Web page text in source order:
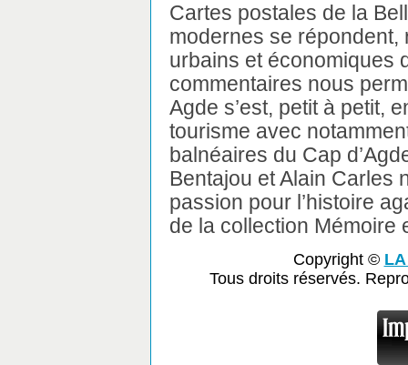
Cartes postales de la
modernes se
urbains et économiques
commentaires nous
Agde s’est, petit à petit,
tourisme avec
balnéaires du Cap
Bentajou et Alain Carles
passion pour l’histoire
de la collection Mémoire
Copyright ©
Tous droits réservés.